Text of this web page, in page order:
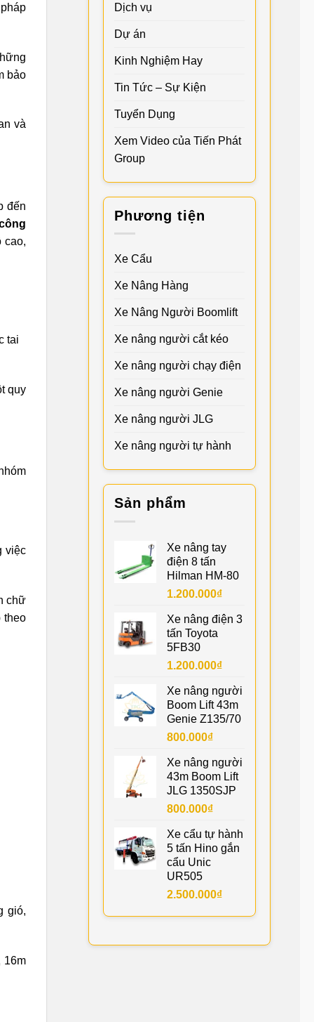
bảo
và
đến
cao,
tai
quy
việc
chữ
theo
gió,
16m
Dịch vụ
Dự án
Kinh Nghiệm Hay
Tin Tức – Sự Kiện
Tuyển Dụng
Xem Video của Tiến Phát
Group
Phương tiện
Xe Cẩu
Xe Nâng Hàng
Xe Nâng Người Boomlift
Xe nâng người cắt kéo
Xe nâng người chạy điện
Xe nâng người Genie
Xe nâng người JLG
Xe nâng người tự hành
Sản phẩm
Xe nâng tay
điện 8 tấn
Hilman HM-80
1.200.000₫
Xe nâng điện 3
tấn Toyota
5FB30
1.200.000₫
Xe nâng người
Boom Lift 43m
Genie Z135/70
800.000₫
Xe nâng người
43m Boom Lift
JLG 1350SJP
800.000₫
Xe cẩu tự hành
5 tấn Hino gắn
cẩu Unic
UR505
2.500.000₫